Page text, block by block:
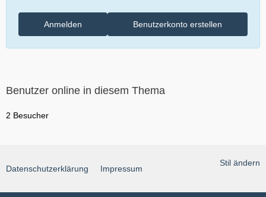
Benutzerkonto erstellen
Anmelden
Benutzer online in diesem Thema
2 Besucher
Stil ändern
Datenschutzerklärung Impressum